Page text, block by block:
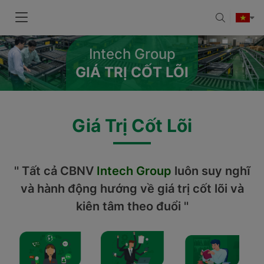
Intech Group
GIÁ TRỊ CỐT LÕI
Giá Trị Cốt Lõi
'' Tất cả CBNV Intech Group luôn suy nghĩ
và hành động hướng về giá trị cốt lõi và
kiên tâm theo đuổi ''